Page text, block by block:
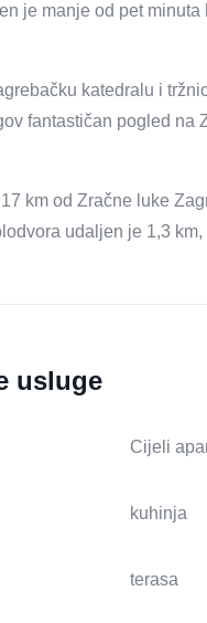
je manje od pet
katedralu i
fantastičan pogled na
km od Zračne luke
udaljen je 1,3
usluge
Cijeli
kuhinja
terasa